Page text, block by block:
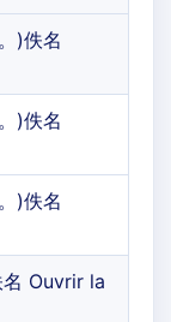
)佚名
)佚名
)佚名
名 Ouvrir la